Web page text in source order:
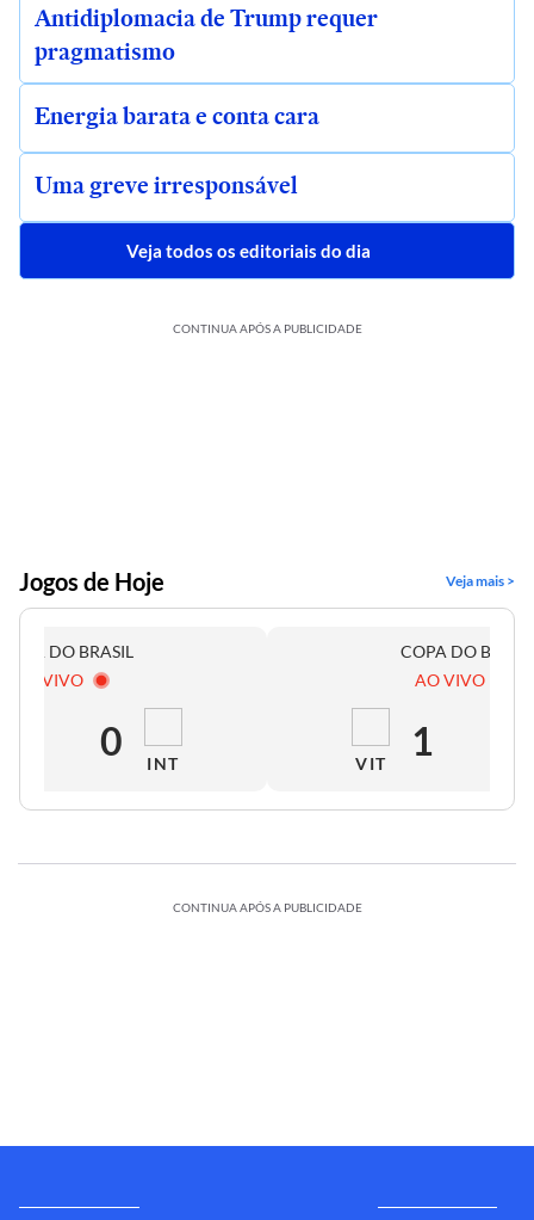
Antidiplomacia de Trump requer
pragmatismo
Energia barata e conta cara
Uma greve irresponsável
Veja todos os editoriais do dia
CONTINUA APÓS A PUBLICIDADE
Jogos de Hoje Veja mais >
DO BRASIL
AO VIVO
0 INT
COPA DO
AO VIVO
VIT 1
CONTINUA APÓS A PUBLICIDADE